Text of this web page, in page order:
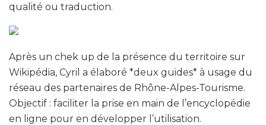
qualité ou traduction.
Après un chek up de la présence du territoire sur
Wikipédia, Cyril a élaboré *deux guides* à usage du
réseau des partenaires de Rhône-Alpes-Tourisme.
Objectif : faciliter la prise en main de l’encyclopédie
en ligne pour en développer l’utilisation.